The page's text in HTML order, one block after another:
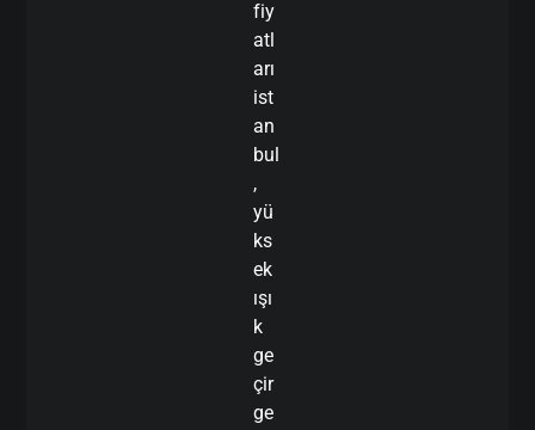
fiy
atl
arı
ist
an
bul
,
yü
ks
ek
ışı
k
ge
çir
ge